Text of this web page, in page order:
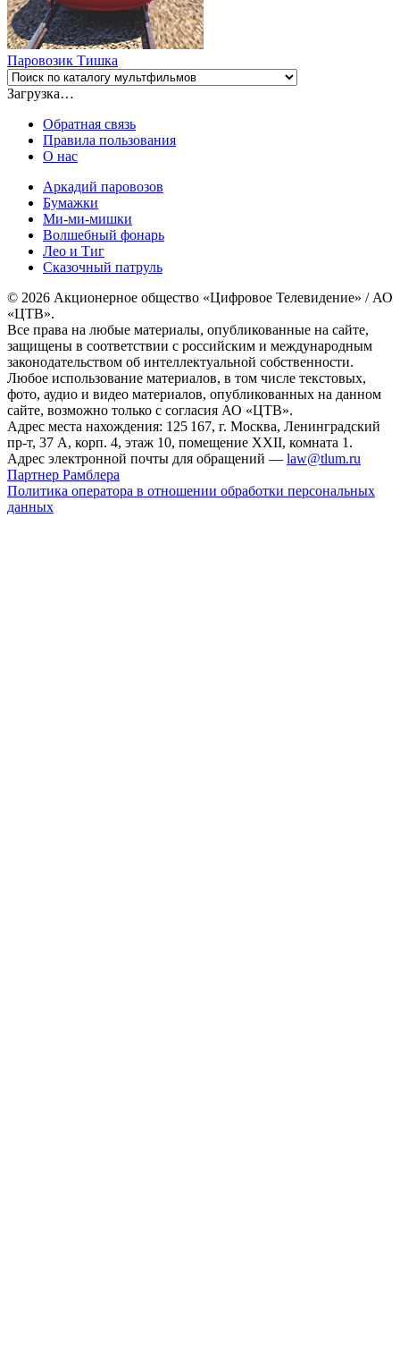
Паровозик Тишка
Загрузка…
Обратная связь
Правила пользования
О нас
Аркадий паровозов
Бумажки
Ми-ми-мишки
Волшебный фонарь
Лео и Тиг
Сказочный патруль
© 2026 Акционерное общество «Цифровое Телевидение» / АО
«ЦТВ».
Все права на любые материалы, опубликованные на сайте,
защищены в соответствии с российским и международным
законодательством об интеллектуальной собственности.
Любое использование материалов, в том числе текстовых,
фото, аудио и видео материалов, опубликованных на данном
сайте, возможно только с согласия АО «ЦТВ».
Адрес места нахождения: 125 167, г. Москва, Ленинградский
пр-т, 37 А, корп. 4, этаж 10, помещение XXII, комната 1.
Адрес электронной почты для обращений — law@tlum.ru
Партнер Рамблера
Политика оператора в отношении обработки персональных
данных